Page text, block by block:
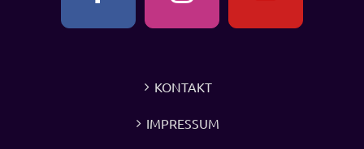
KONTAKT
IMPRESSUM